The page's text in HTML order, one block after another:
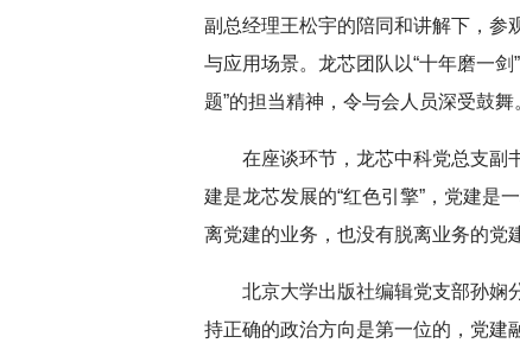
副总经理王松宇的陪同和讲解下，参
与应用场景。龙芯团队以“十年磨一剑
题”的担当精神，令与会人员深受鼓舞
在座谈环节，龙芯中科党总支副
建是龙芯发展的“红色引擎”，党建是
离党建的业务，也没有脱离业务的党
北京大学出版社编辑党支部孙娴
持正确的政治方向是第一位的，党建